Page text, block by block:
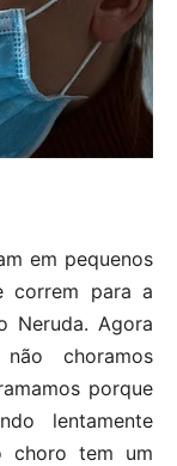
em pequenos
correm para a
Neruda. Agora
choramos
porque
lentamente
choro tem um